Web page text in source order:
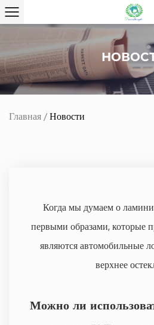
Главная /Новости
Когда мы думаем о
первыми образами, которые
являются автомобильные
верхнее
Можно ли